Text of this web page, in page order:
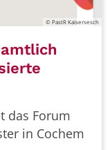
© PastR Kaisersesch
das Forum
in Cochem